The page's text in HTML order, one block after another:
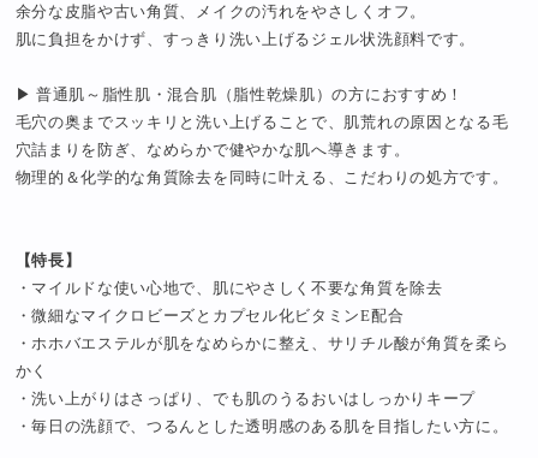
余分な皮脂や古い角質、メイクの汚れをやさしくオフ。
肌に負担をかけず、すっきり洗い上げるジェル状洗顔料です。
▶ 普通肌～脂性肌・混合肌（脂性乾燥肌）の方におすすめ！
毛穴の奥までスッキリと洗い上げることで、肌荒れの原因となる毛
穴詰まりを防ぎ、なめらかで健やかな肌へ導きます。
物理的＆化学的な角質除去を同時に叶える、こだわりの処方です。
【特長】
・マイルドな使い心地で、肌にやさしく不要な角質を除去
・微細なマイクロビーズとカプセル化ビタミンE配合
・ホホバエステルが肌をなめらかに整え、サリチル酸が角質を柔ら
かく
・洗い上がりはさっぱり、でも肌のうるおいはしっかりキープ
・毎日の洗顔で、つるんとした透明感のある肌を目指したい方に。